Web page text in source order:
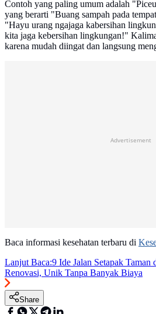
Contoh yang paling umum adalah
yang berarti "Buang sampah pada
"Hayu urang ngajaga kabersihan
kita jaga kebersihan lingkungan!"
karena mudah diingat dan langsung
Advertisement
Baca informasi kesehatan terbaru di
Lanjut Baca:9 Ide Jalan Setapak Taman
Renovasi, Unik Tanpa Banyak Biaya
Share